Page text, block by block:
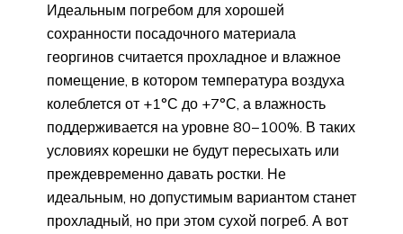
Идеальным погребом для хорошей
сохранности посадочного материала
георгинов считается прохладное и влажное
помещение, в котором температура воздуха
колеблется от +1°С до +7°С, а влажность
поддерживается на уровне 80−100%. В таких
условиях корешки не будут пересыхать или
преждевременно давать ростки. Не
идеальным, но допустимым вариантом станет
прохладный, но при этом сухой погреб. А вот